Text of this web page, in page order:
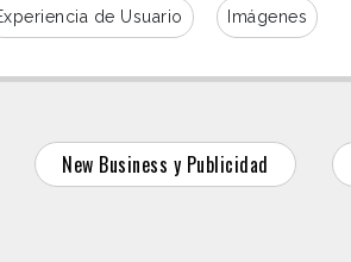
de Usuario Imágenes
New Business y Publicidad